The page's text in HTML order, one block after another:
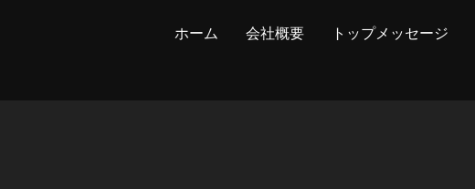
ホーム 会社概要 トップメッセージ